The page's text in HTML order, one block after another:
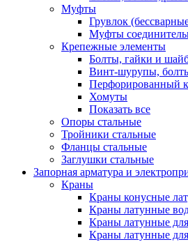
Муфты
Грувлок
Муфты
Крепежные элементы
Болты, гайки и
Винт-шурупы,
Перфорированный
Хомуты
Показать все
Опоры стальные
Тройники стальные
Фланцы стальные
Заглушки стальные
Запорная арматура и
Краны
Краны конусные
Краны латунные
Краны латунные
Краны латунные